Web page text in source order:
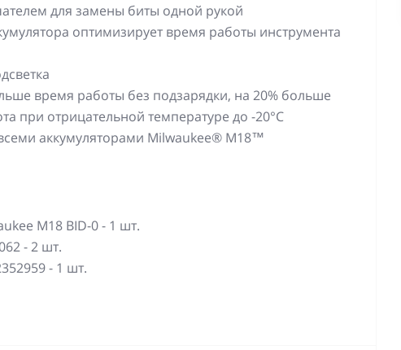
для замены биты одной рукой
оптимизирует время работы инструмента
время работы без подзарядки, на 20% больше
при отрицательной температуре до -20°С
аккумуляторами Milwaukee® М18™
M18 BID-0 - 1 шт.
- 2 шт.
- 1 шт.